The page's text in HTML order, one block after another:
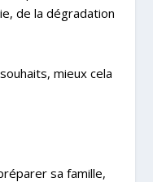
de la dégradation
mieux cela
sa famille,